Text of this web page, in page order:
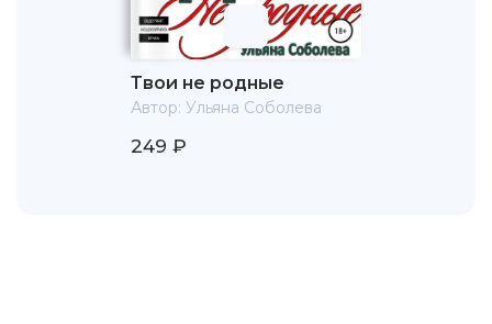
Твои не родные
Автор: Ульяна Соболева
249 ₽